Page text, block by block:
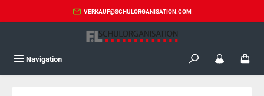
Zum Hauptinhalt springenVERKAUF@SCHULORGANISATION.COM
Navigation